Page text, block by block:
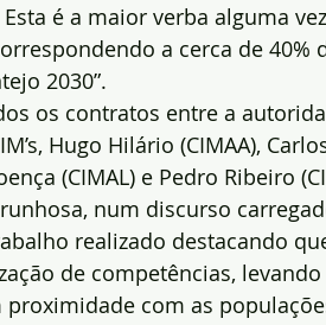
é a maior verba alguma
a cerca de
2030”.
os contratos entre a
Hugo Hilário (CIMAA),
(CIMAL) e Pedro Ribeiro
num discurso
realizado destacando
de competências,
com as